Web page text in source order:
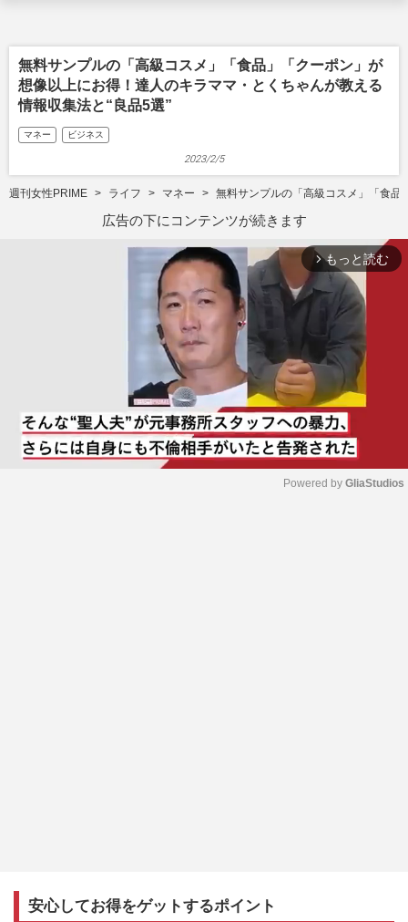
無料サンプルの「高級コスメ」「食品」「クーポン」が
想像以上にお得！達人のキラママ・とくちゃんが教える
情報収集法と“良品5選”
マネー ビジネス
2023/2/5
週刊女性PRIME ライフ マネー 無料サンプルの「高級コスメ」「食品
広告の下にコンテンツが続きます
arrow_forward_ios もっと読む
Powered by GliaStudios
安心してお得をゲットするポイント